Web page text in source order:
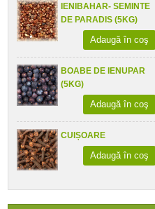
IENIBAHAR- SEMINTE
DE PARADIS (5KG)
Adaugă în coş
BOABE DE IENUPAR
(5KG)
Adaugă în coş
CUIȘOARE
Adaugă în coş